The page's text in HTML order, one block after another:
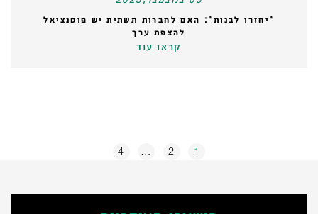
"יחזרו לבנות": האם לחברות תשתית יש פוטנציאל
להצפת ערך
קראו עוד
POSTS
1
2
…
4